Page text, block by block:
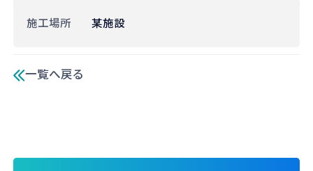
施工場所 某施設
一覧へ戻る